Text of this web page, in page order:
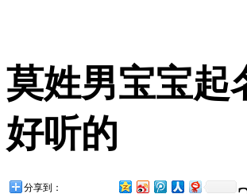
莫姓男宝宝起
好听的
分享到：